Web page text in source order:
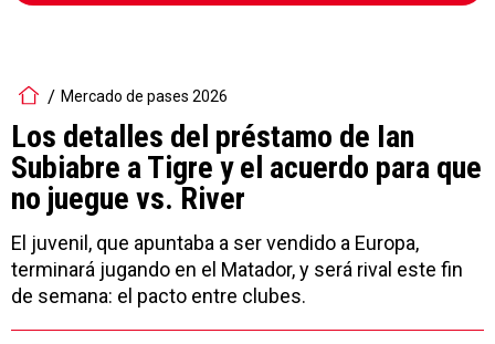
Mercado de pases 2026
Los detalles del préstamo de Ian
Subiabre a Tigre y el acuerdo para que
no juegue vs. River
El juvenil, que apuntaba a ser vendido a Europa,
terminará jugando en el Matador, y será rival este fin
de semana: el pacto entre clubes.